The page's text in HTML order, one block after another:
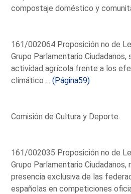
compostaje doméstico y
161/002064 Proposición no de
Grupo Parlamentario
actividad agrícola frente a los
climático ...(Página59)
Comisión de Cultura y Deporte
161/002035 Proposición no de
Grupo Parlamentario
presencia exclusiva de las
españolas en competiciones